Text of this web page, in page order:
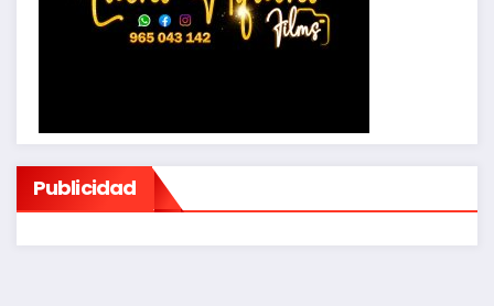
Publicidad